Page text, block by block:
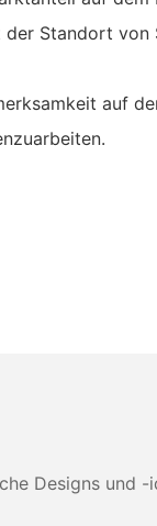
der Standort
auf
Designs und